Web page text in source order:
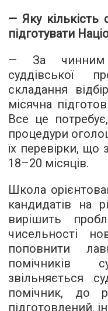
— Яку
підготувати
— За чинним
суддівської
складання
місячна
Все це
процедури
їх перевірки, що
18–20 місяців.
Школа
кандидатів на
вирішить
чисельності
поповнити
помічників
звільняється
помічник, до
підготовлений,